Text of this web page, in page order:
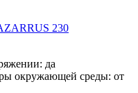
230
да
окружающей среды: от